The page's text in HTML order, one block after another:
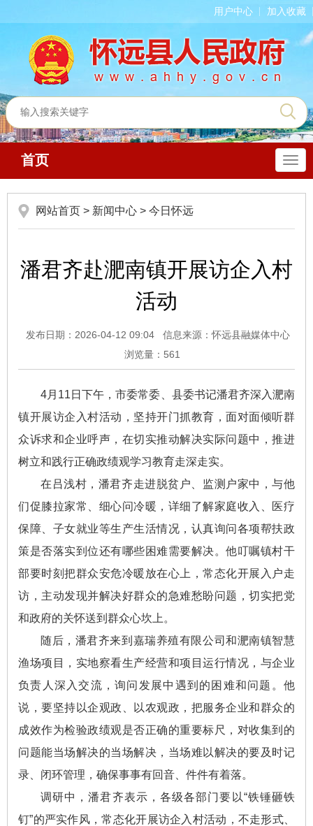
用户中心 加入收藏
导
航
首页
网站首页 > 新闻中心 > 今日怀远
潘君齐赴淝南镇开展访企入村
活动
发布日期：2026-04-12 09:04
信息来源：怀远县融媒体中心
浏览量： 561
4月11日下午，市委常委、县委书记潘君齐深入淝南
镇开展访企入村活动，坚持开门抓教育，面对面倾听群
众诉求和企业呼声，在切实推动解决实际问题中，推进
树立和践行正确政绩观学习教育走深走实。
在吕浅村，潘君齐走进脱贫户、监测户家中，与他
们促膝拉家常、细心问冷暖，详细了解家庭收入、医疗
保障、子女就业等生产生活情况，认真询问各项帮扶政
策是否落实到位还有哪些困难需要解决。他叮嘱镇村干
部要时刻把群众安危冷暖放在心上，常态化开展入户走
访，主动发现并解决好群众的急难愁盼问题，切实把党
和政府的关怀送到群众心坎上。
随后，潘君齐来到嘉瑞养殖有限公司和淝南镇智慧
渔场项目，实地察看生产经营和项目运行情况，与企业
负责人深入交流，询问发展中遇到的困难和问题。他
说，要坚持以企观政、以农观政，把服务企业和群众的
成效作为检验政绩观是否正确的重要标尺，对收集到的
问题能当场解决的当场解决，当场难以解决的要及时记
录、闭环管理，确保事事有回音、件件有着落。
调研中，潘君齐表示，各级各部门要以“铁锤砸铁
钉”的严实作风，常态化开展访企入村活动，不走形式、